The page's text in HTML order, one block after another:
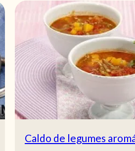
Caldo de legumes